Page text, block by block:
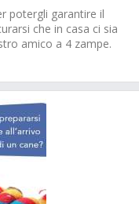
potergli garantire il
che in casa ci sia
amico a 4 zampe.